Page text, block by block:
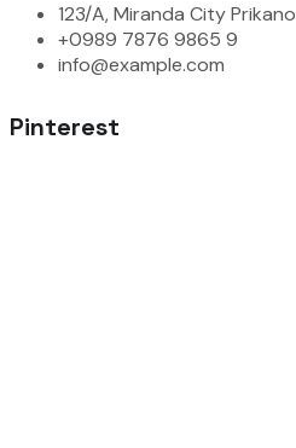
123/A, Miranda City Prikano
+0989 7876 9865 9
info@example.com
Pinterest